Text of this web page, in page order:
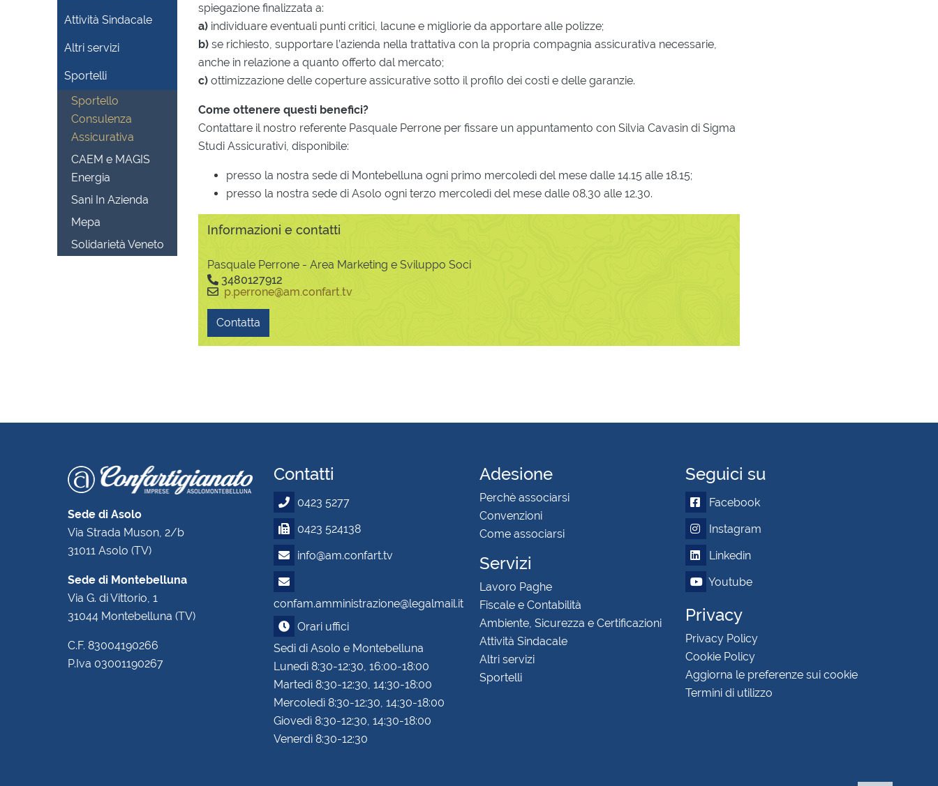
Attività Sindacale
Altri servizi
Sportelli
Sportello
Consulenza
Assicurativa
CAEM e MAGIS
Energia
Sani In Azienda
Mepa
Solidarietà Veneto
spiegazione finalizzata a:
a)individuare eventuali punti critici, lacune e migliorie da apportare alle polizze;
b)se richiesto, supportare l’azienda nella trattativa con la propria compagnia assicurativa necessarie,
anche in relazione a quanto offerto dal mercato;
c)ottimizzazione delle coperture assicurative sotto il profilo dei costi e delle garanzie.
Come ottenere questi benefici?
Contattare il nostro referente Pasquale Perrone per fissare un appuntamento con Silvia Cavasin di Sigma
Studi Assicurativi, disponibile:
presso la nostra sede di Montebelluna ogni primo mercoledì del mese dalle 14.15 alle 18.15;
presso la nostra sede di Asolo ogni terzo mercoledì del mese dalle 08.30 alle 12.30.
Informazioni e contatti
Pasquale Perrone - Area Marketing e Sviluppo Soci
3480127912
p.perrone@am.confart.tv
Contatta
Sede di Asolo
Via Strada Muson, 2/b
31011 Asolo (TV)
Sede di Montebelluna
Via G. di Vittorio, 1
31044 Montebelluna (TV)
C.F. 83004190266
P.Iva 03001190267
Contatti
0423 5277
0423 524138
info@am.confart.tv
confam.amministrazione@legalmail.it
Orari uffici
Sedi di Asolo e Montebelluna
Lunedì 8:30-12:30, 16:00-18:00
Martedì 8:30-12:30, 14:30-18:00
Mercoledì 8:30-12:30, 14:30-18:00
Giovedì 8:30-12:30, 14:30-18:00
Venerdì 8:30-12:30
Adesione
Perchè associarsi
Convenzioni
Come associarsi
Servizi
Lavoro Paghe
Fiscale e Contabilità
Ambiente, Sicurezza e Certificazioni
Attività Sindacale
Altri servizi
Sportelli
Seguici su
Facebook
Instagram
Linkedin
Youtube
Privacy
Privacy Policy
Cookie Policy
Aggiorna le preferenze sui cookie
Termini di utilizzo